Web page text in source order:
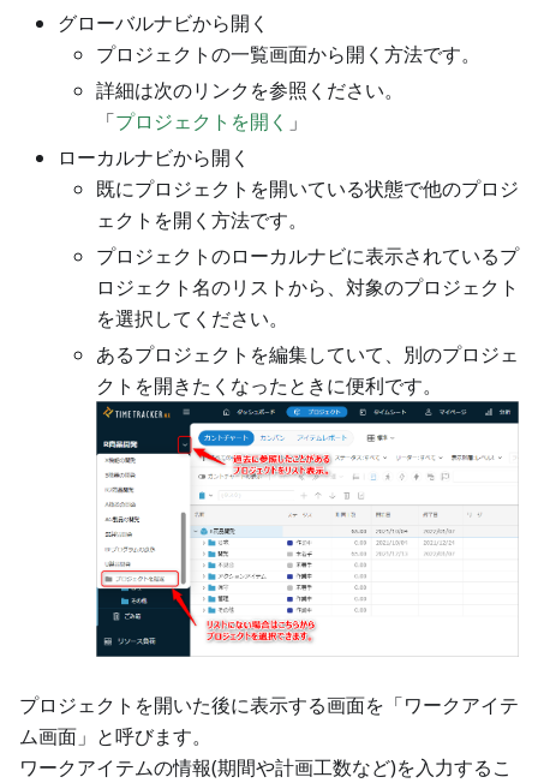
グローバルナビから開く
プロジェクトの一覧画面から開く方法です。
詳細は次のリンクを参照ください。
「プロジェクトを開く 」
ローカルナビから開く
既にプロジェクトを開いている状態で他のプロジ
ェクトを開く方法です。
プロジェクトのローカルナビに表示されているプ
ロジェクト名のリストから、対象のプロジェクト
を選択してください。
あるプロジェクトを編集していて、別のプロジェ
クトを開きたくなったときに便利です。
プロジェクトを開いた後に表示する画面を「ワークアイテ
ム画面」と呼びます。
ワークアイテムの情報(期間や計画工数など)を入力するこ